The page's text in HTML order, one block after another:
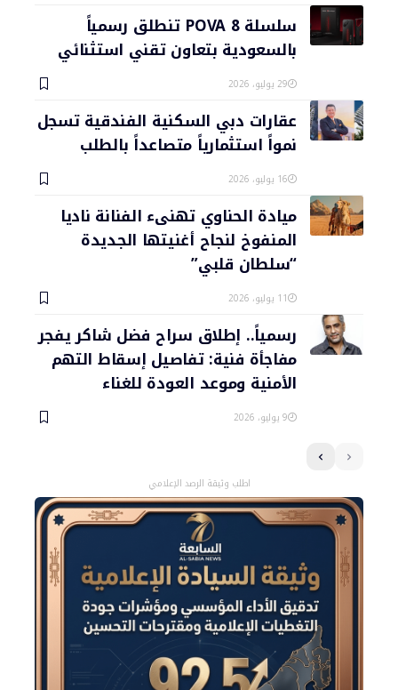
سلسلة POVA 8 تنطلق رسمياً
بالسعودية بتعاون تقني استثنائي
29 يوليو، 2026
عقارات دبي السكنية الفندقية تسجل
نمواً استثمارياً متصاعداً بالطلب
16 يوليو، 2026
ميادة الحناوي تهنىء الفنانة ناديا
المنفوخ لنجاح أغنيتها الجديدة
“سلطان قلبي”
11 يوليو، 2026
رسمياً.. إطلاق سراح فضل شاكر يفجر
مفاجأة فنية: تفاصيل إسقاط التهم
الأمنية وموعد العودة للغناء
9 يوليو، 2026
اطلب وثيقة الرصد الإعلامي